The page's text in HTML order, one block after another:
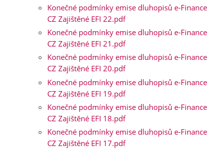
Konečné podmínky emise dluhopisů e-Finance
CZ Zajištěné EFI 22.pdf
Konečné podmínky emise dluhopisů e-Finance
CZ Zajištěné EFI 21.pdf
Konečné podmínky emise dluhopisů e-Finance
CZ Zajištěné EFI 20.pdf
Konečné podmínky emise dluhopisů e-Finance
CZ Zajištěné EFI 19.pdf
Konečné podmínky emise dluhopisů e-Finance
CZ Zajištěné EFI 18.pdf
Konečné podmínky emise dluhopisů e-Finance
CZ Zajištěné EFI 17.pdf